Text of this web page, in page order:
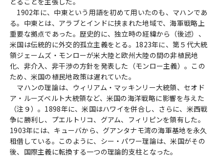
1902年に、中東という用語を初めて用いたのも、マハンであ
る。中東とは、アラブとインドに挟まれた地域で、海軍戦略上
重要な拠点であった。歴史的に、独立時の経緯から（後述）、
米国は伝統的に外交的孤立主義をとる。1823年に、第５代大統
領ジェームズ・モンローが米大陸と欧州大陸の間の非植民地
化、非介入、非干渉の方針を発表した（モンロー主義）。この
ため、米国の植民地政策は遅れていた。
マハンの理論は、ウィリアム・マッキンリー大統領、セオド
ア・ルーズベルト大統領など、米国の海洋戦略に影響を与えた
（注９）。1898年に、米国はハワイを併合し、さらに、米西戦
争に勝利し、プエルトリコ、グアム、フィリピンを領有した。
1903年には、キューバから、グアンタナモ湾の海軍基地を永久
租借している。このように、シー・パワー理論は、米国がその
後、国際主義に転換する一つの理論的支柱となった。